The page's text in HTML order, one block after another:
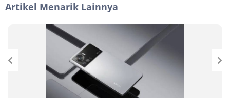
Artikel Menarik Lainnya